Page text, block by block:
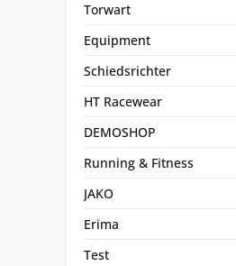
Torwart
Equipment
Schiedsrichter
HT Racewear
DEMOSHOP
Running & Fitness
JAKO
Erima
Test